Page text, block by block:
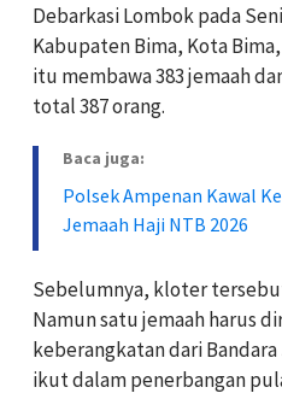
Debarkasi Lombok pada
Kabupaten Bima, Kota
itu membawa 383 jemaah
total 387 orang.
Baca juga:
Polsek Ampenan Kawal
Jemaah Haji NTB 2026
Sebelumnya, kloter
Namun satu jemaah harus
keberangkatan dari
ikut dalam penerbangan